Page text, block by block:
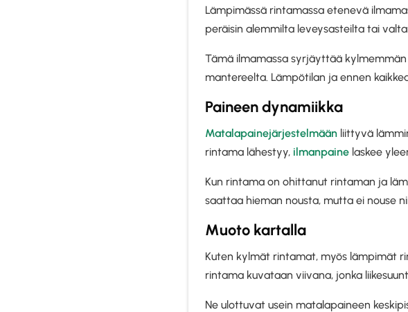
Lämpimässä rintamassa etenevä
peräisin alemmilta leveysasteilta tai
Tämä ilmamassa syrjäyttää
mantereelta. Lämpötilan ja ennen
Paineen dynamiikka
Matalapainejärjestelmään liittyvä
rintama lähestyy, ilmanpaine laskee
Kun rintama on ohittanut rintaman ja
saattaa hieman nousta, mutta ei nouse
Muoto kartalla
Kuten kylmät rintamat, myös lämpimät
rintama kuvataan viivana, jonka
Ne ulottuvat usein matalapaineen